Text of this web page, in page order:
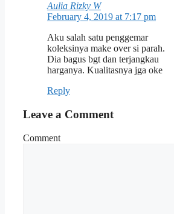
Aulia Rizky W
February 4, 2019 at 7:17 pm
Aku salah satu penggemar
koleksinya make over si parah.
Dia bagus bgt dan terjangkau
harganya. Kualitasnya jga oke
Reply
Leave a Comment
Comment